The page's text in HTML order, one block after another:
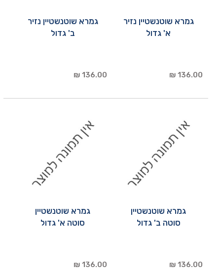
גמרא שוטנשטיין נזיר
א' גדול
136.00 ₪
גמרא שוטנשטיין נזיר
ב' גדול
136.00 ₪
גמרא שוטנשטיין
סוטה ב' גדול
136.00 ₪
גמרא שוטנשטיין
סוטה א' גדול
136.00 ₪